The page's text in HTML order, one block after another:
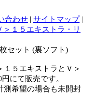
合わせ | サイトマップ|
＞１５エキストラ・リ
セット (裏ソフト)
５エキストラとＶ＞
にて販売です。
測希望の場合も未開封